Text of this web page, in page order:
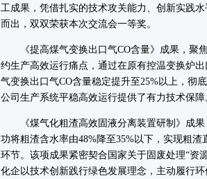
工成果，凭借扎实的技术攻关能力、创新实践
而出，双双荣获本次交流会一等奖。
《提高煤气变换出口气CO含量》成果，聚焦
约生产高效运行痛点，通过在原有控温变换炉
气变换出口气CO含量稳定提升至25%以上，彻
公司生产系统平稳高效运行提供了有力技术保障
《煤气化粗渣高效固液分离装置研制》成果
功将粗渣含水率由48%降至35%以下，实现粗
环节。该项成果紧密契合国家关于固废处理“资
化企以技术创新践行绿色发展理念，主动履行